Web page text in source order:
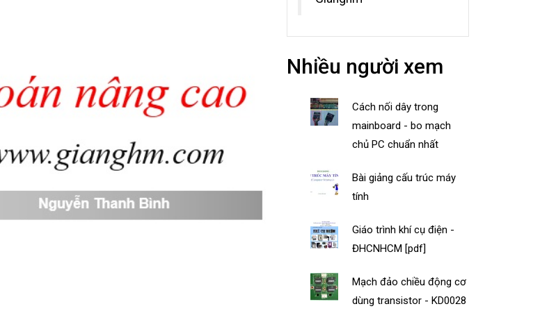
Nhiều người xem
Cách nối dây trong
mainboard - bo mạch
chủ PC chuẩn nhất
Bài giảng cấu trúc máy
tính
Giáo trình khí cụ điện -
ĐHCNHCM [pdf]
Mạch đảo chiều động cơ
dùng transistor - KD0028